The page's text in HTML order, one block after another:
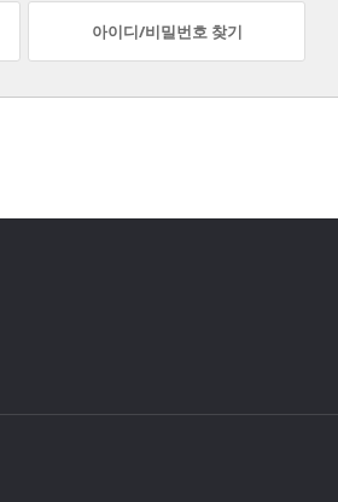
아이디/비밀번호 찾기